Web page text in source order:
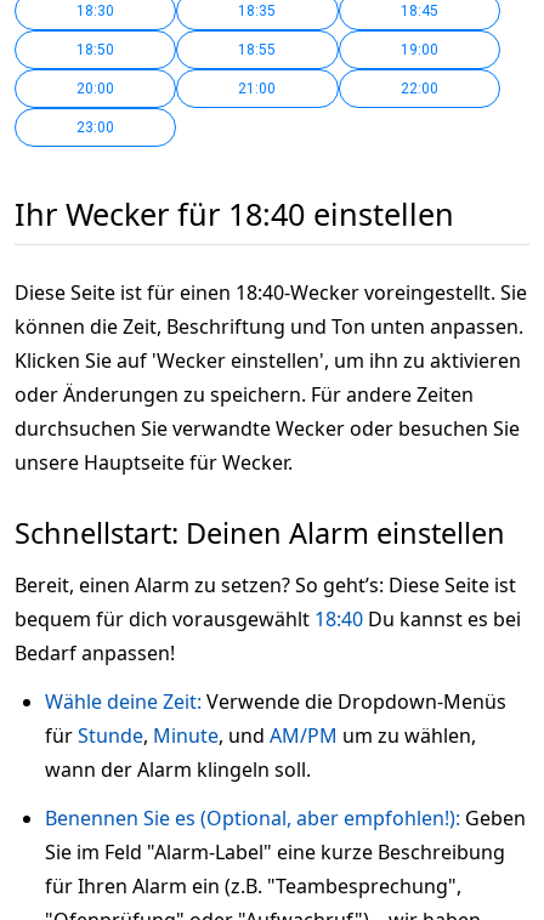
18:30 18:35 18:45
18:50 18:55 19:00
20:00 21:00 22:00
23:00
Ihr Wecker für 18:40 einstellen
Diese Seite ist für einen 18:40-Wecker voreingestellt. Sie
können die Zeit, Beschriftung und Ton unten anpassen.
Klicken Sie auf 'Wecker einstellen', um ihn zu aktivieren
oder Änderungen zu speichern. Für andere Zeiten
durchsuchen Sie verwandte Wecker oder besuchen Sie
unsere Hauptseite für Wecker.
Schnellstart: Deinen Alarm einstellen
Bereit, einen Alarm zu setzen? So geht’s: Diese Seite ist
bequem für dich vorausgewählt 18:40 Du kannst es bei
Bedarf anpassen!
Wähle deine Zeit: Verwende die Dropdown-Menüs
fürStunde, Minute, und AM/PM um zu wählen,
wann der Alarm klingeln soll.
Benennen Sie es (Optional, aber empfohlen!): Geben
Sie im Feld "Alarm-Label" eine kurze Beschreibung
für Ihren Alarm ein (z.B. "Teambesprechung",